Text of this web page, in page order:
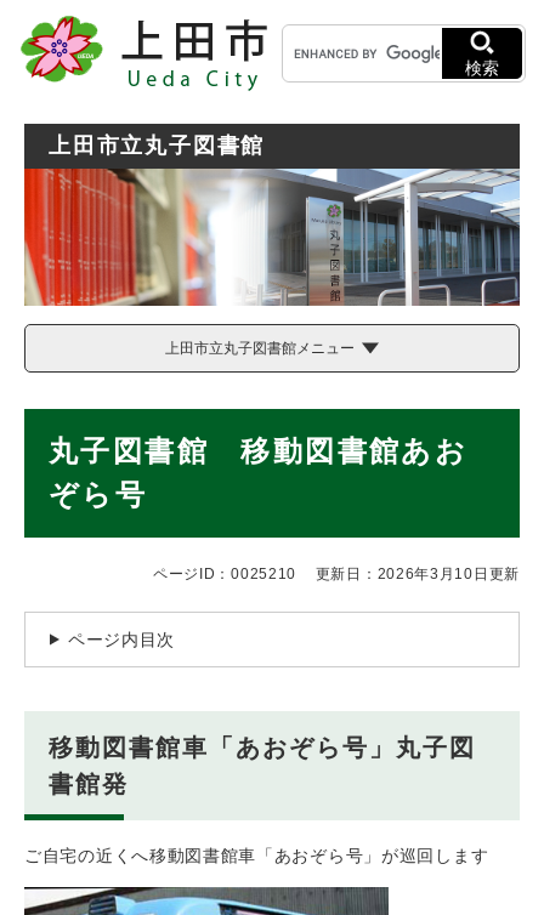
メニューを飛ばして本文へ
キ
ー
ワ
索
検索
上田市立丸子図書館
上田市立丸子図書館メニュー
丸子図書館 移動図書館あお
ぞら号
ページID：0025210 更新日：2026年3月10日更新
ページ内目次
移動図書館車「あおぞら号」丸子図
書館発
ご自宅の近くへ移動図書館車「あおぞら号」が巡回します